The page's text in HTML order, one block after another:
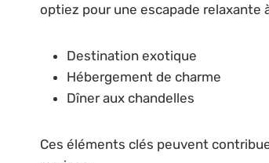
optiez pour une escapade relaxante
Destination exotique
Hébergement de charme
Dîner aux chandelles
Ces éléments clés peuvent